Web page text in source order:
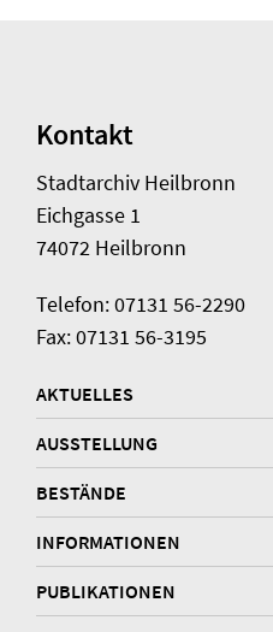
Kontakt
Stadtarchiv Heilbronn
Eichgasse 1
74072 Heilbronn
Telefon: 07131 56-2290
Fax: 07131 56-3195
AKTUELLES
AUSSTELLUNG
BESTÄNDE
INFORMATIONEN
PUBLIKATIONEN